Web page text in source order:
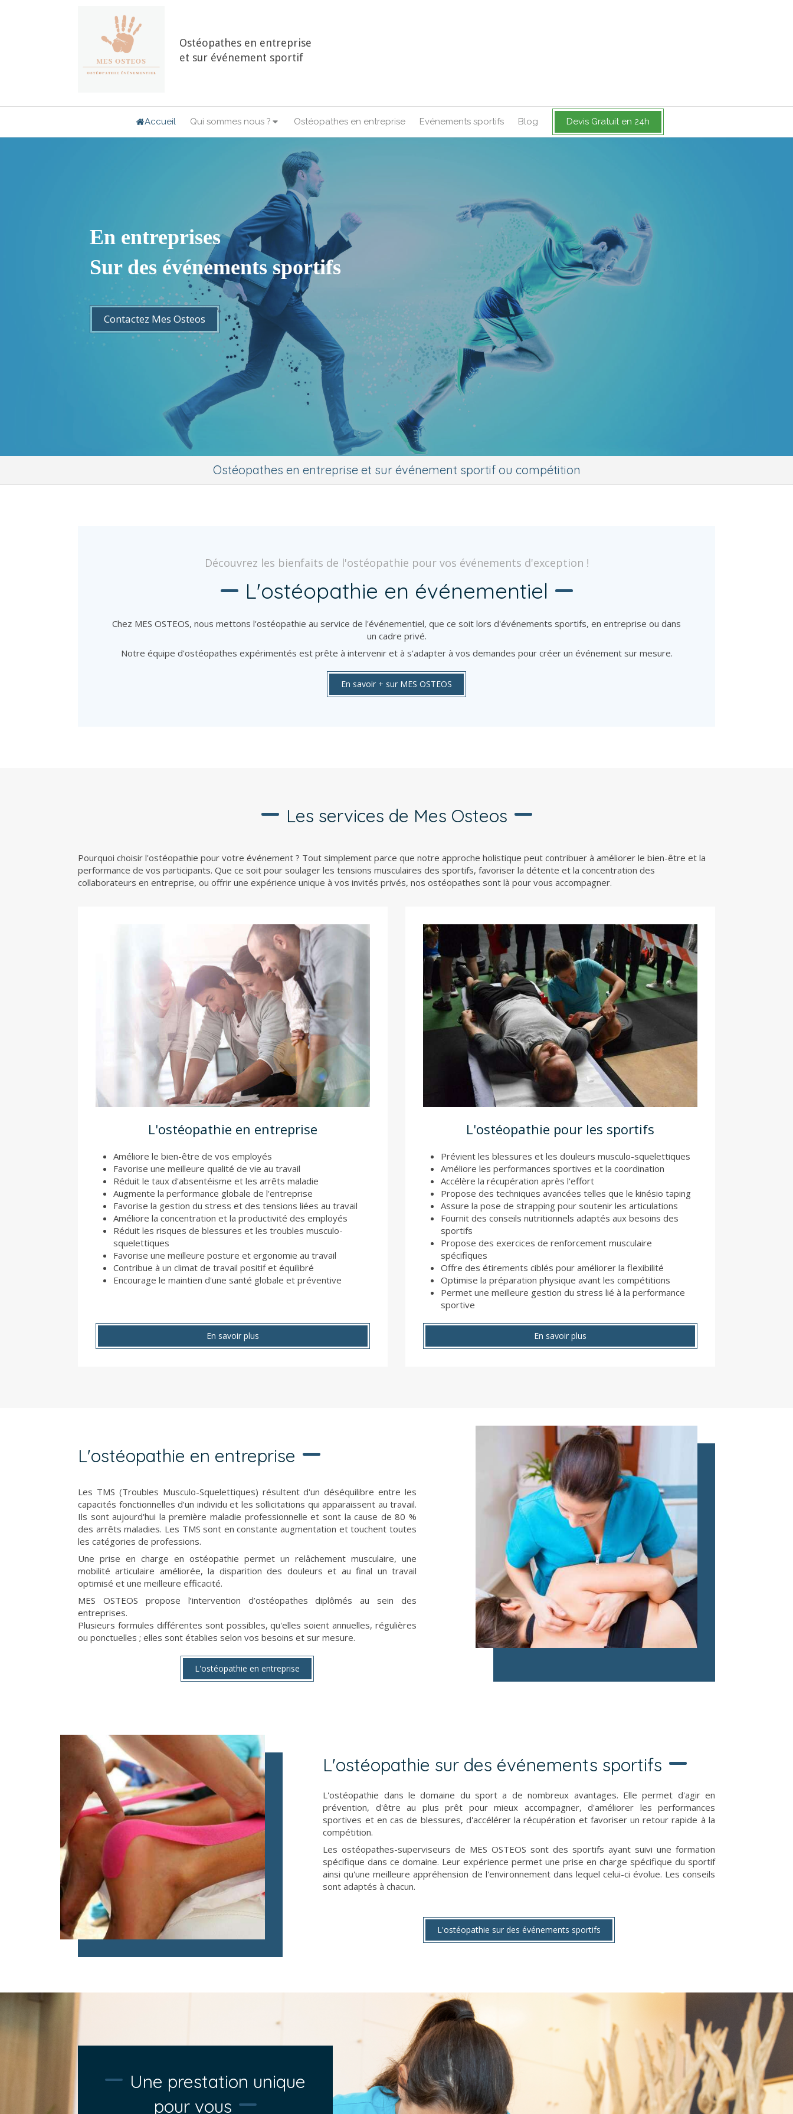
Ostéopathes en entreprise
et sur événement sportif
Accueil Qui sommes nous ? Ostéopathes en entreprise Evénements sportifs Blog Devis Gratuit en 24h
En entreprises
Sur des événements sportifs
Contactez Mes Osteos
Ostéopathes en entreprise et sur événement sportif ou compétition
Découvrez les bienfaits de l'ostéopathie pour vos événements d'exception !
L'ostéopathie en événementiel
Chez MES OSTEOS, nous mettons l'ostéopathie au service de l'événementiel, que ce soit lors d'événements sportifs, en entreprise ou dans
un cadre privé.
Notre équipe d'ostéopathes expérimentés est prête à intervenir et à s'adapter à vos demandes pour créer un événement sur mesure.
En savoir + sur MES OSTEOS
Les services de Mes Osteos
Pourquoi choisir l'ostéopathie pour votre événement ? Tout simplement parce que notre approche holistique peut contribuer à améliorer le bien-être et la
performance de vos participants. Que ce soit pour soulager les tensions musculaires des sportifs, favoriser la détente et la concentration des
collaborateurs en entreprise, ou offrir une expérience unique à vos invités privés, nos ostéopathes sont là pour vous accompagner.
L'ostéopathie en entreprise
Améliore le bien-être de vos employés
Favorise une meilleure qualité de vie au travail
Réduit le taux d'absentéisme et les arrêts maladie
Augmente la performance globale de l'entreprise
Favorise la gestion du stress et des tensions liées au travail
Améliore la concentration et la productivité des employés
Réduit les risques de blessures et les troubles musculo-
squelettiques
Favorise une meilleure posture et ergonomie au travail
Contribue à un climat de travail positif et équilibré
Encourage le maintien d'une santé globale et préventive
En savoir plus
L'ostéopathie pour les sportifs
Prévient les blessures et les douleurs musculo-squelettiques
Améliore les performances sportives et la coordination
Accélère la récupération après l'effort
Propose des techniques avancées telles que le kinésio taping
Assure la pose de strapping pour soutenir les articulations
Fournit des conseils nutritionnels adaptés aux besoins des
sportifs
Propose des exercices de renforcement musculaire
spécifiques
Offre des étirements ciblés pour améliorer la flexibilité
Optimise la préparation physique avant les compétitions
Permet une meilleure gestion du stress lié à la performance
sportive
En savoir plus
L'ostéopathie en entreprise
Les TMS (Troubles Musculo-Squelettiques) résultent d'un déséquilibre entre les
capacités fonctionnelles d’un individu et les sollicitations qui apparaissent au travail.
Ils sont aujourd'hui la première maladie professionnelle et sont la cause de 80 %
des arrêts maladies. Les TMS sont en constante augmentation et touchent toutes
les catégories de professions.
Une prise en charge en ostéopathie permet un relâchement musculaire, une
mobilité articulaire améliorée, la disparition des douleurs et au final un travail
optimisé et une meilleure efficacité.
MES OSTEOS propose l’intervention d’ostéopathes diplômés au sein des
entreprises.
Plusieurs formules différentes sont possibles, qu'elles soient annuelles, régulières
ou ponctuelles ; elles sont établies selon vos besoins et sur mesure.
L'ostéopathie en entreprise
L'ostéopathie sur des événements sportifs
L'ostéopathie dans le domaine du sport a de nombreux avantages. Elle permet d'agir en
prévention, d'être au plus prêt pour mieux accompagner, d'améliorer les performances
sportives et en cas de blessures, d'accélérer la récupération et favoriser un retour rapide à la
compétition.
Les ostéopathes-superviseurs de MES OSTEOS sont des sportifs ayant suivi une formation
spécifique dans ce domaine. Leur expérience permet une prise en charge spécifique du sportif
ainsi qu'une meilleure appréhension de l'environnement dans lequel celui-ci évolue. Les conseils
sont adaptés à chacun.
L'ostéopathie sur des événements sportifs
Une prestation unique
pour vous